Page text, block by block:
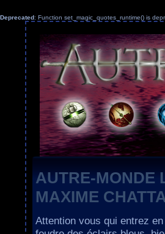
Deprecated: Function set_magic_quotes_runtime() is
AUTRE-MONDE
MAXIME
Attention vous qui entrez